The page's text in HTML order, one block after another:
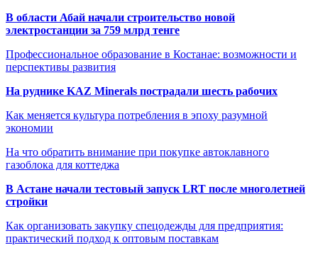
В области Абай начали строительство новой
электростанции за 759 млрд тенге
Профессиональное образование в Костанае: возможности и
перспективы развития
На руднике KAZ Minerals пострадали шесть рабочих
Как меняется культура потребления в эпоху разумной
экономии
На что обратить внимание при покупке автоклавного
газоблока для коттеджа
В Астане начали тестовый запуск LRT после многолетней
стройки
Как организовать закупку спецодежды для предприятия:
практический подход к оптовым поставкам